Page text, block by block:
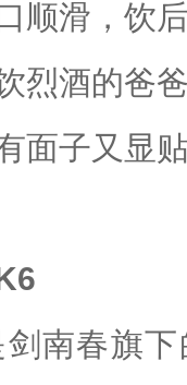
顺滑，饮
烈酒的爸
面子又显
南春旗